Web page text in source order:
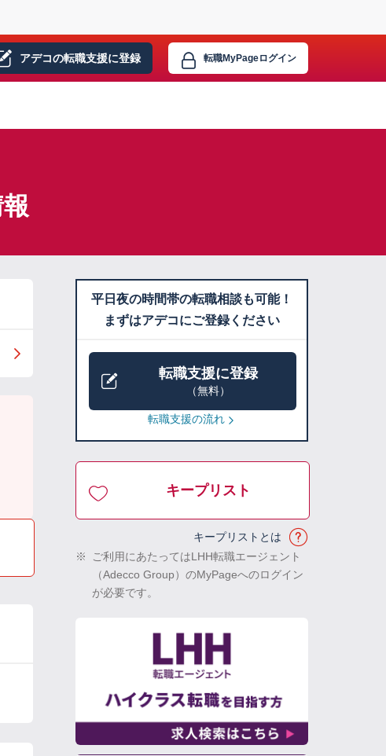
アデコの転職支援に登録 転職MyPageログイン
平日夜の時間帯の転職相談も可能！
まずはアデコにご登録ください
転職支援に登録
（無料）
転職支援の流れ
キープリスト
キープリストとは
※
ご利用にあたってはLHH転職エージェント
（Adecco Group）のMyPageへのログイン
が必要です。